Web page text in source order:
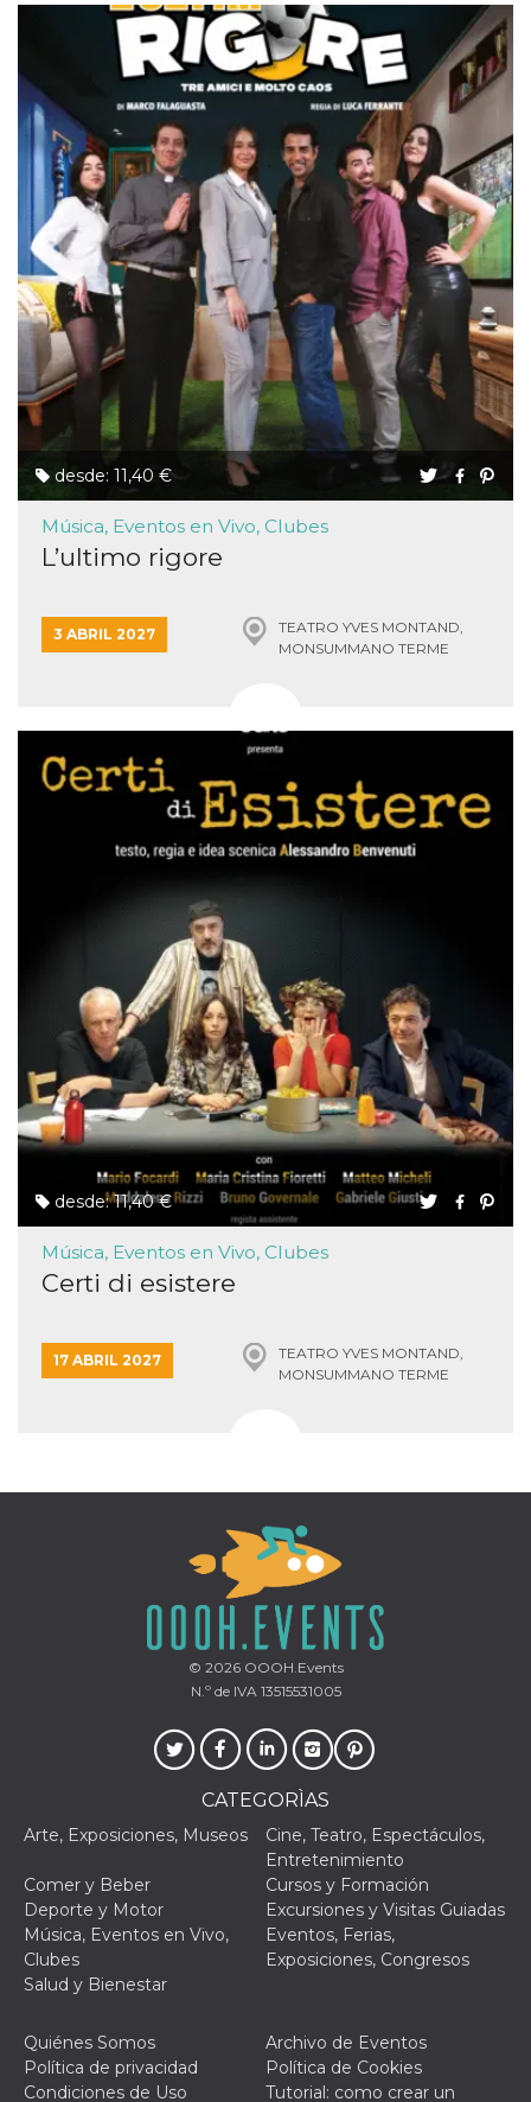
desde: 11,40 €
Música, Eventos en Vivo, Clubes
L’ultimo rigore
3 ABRIL 2027
TEATRO YVES MONTAND,
MONSUMMANO TERME
desde: 11,40 €
Música, Eventos en Vivo, Clubes
Certi di esistere
17 ABRIL 2027
TEATRO YVES MONTAND,
MONSUMMANO TERME
© 2026OOOH.Events
N.º de IVA 13515531005
CATEGORÌAS
Arte, Exposiciones, Museos
Cine, Teatro, Espectáculos,
Entretenimiento
Comer y Beber
Cursos y Formación
Deporte y Motor
Excursiones y Visitas Guiadas
Música, Eventos en Vivo,
Clubes
Eventos, Ferias,
Exposiciones, Congresos
Salud y Bienestar
Quiénes Somos
Archivo de Eventos
Política de privacidad
Política de Cookies
Condiciones de Uso
Tutorial: como crear un